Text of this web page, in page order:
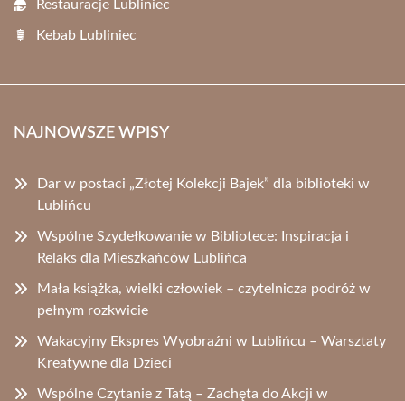
Restauracje Lubliniec
Kebab Lubliniec
NAJNOWSZE WPISY
Dar w postaci „Złotej Kolekcji Bajek” dla biblioteki w
Lublińcu
Wspólne Szydełkowanie w Bibliotece: Inspiracja i
Relaks dla Mieszkańców Lublińca
Mała książka, wielki człowiek – czytelnicza podróż w
pełnym rozkwicie
Wakacyjny Ekspres Wyobraźni w Lublińcu – Warsztaty
Kreatywne dla Dzieci
Wspólne Czytanie z Tatą – Zachęta do Akcji w